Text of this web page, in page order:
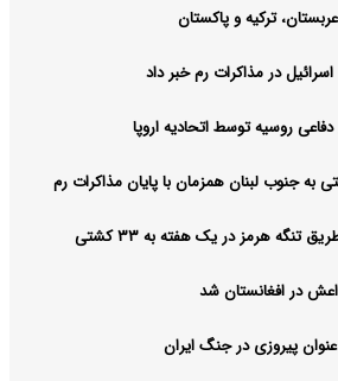
ترکیه و پاکستان
در مذاکرات رم خبر داد
جنوب لبنان همزمان با پایان مذاکرات رم
هرمز در یک هفته به ۳۳ کشتی
در افغانستان شد
عنوان پیروزی در جنگ ایران